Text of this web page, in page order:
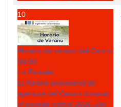
10
Horario de verano del Centro
08:00
La Escuela
El horario provisional de
apertura del Centro durante
el periodo estival 2026: Del